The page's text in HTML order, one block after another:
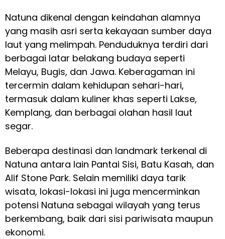
Natuna dikenal dengan keindahan alamnya
yang masih asri serta kekayaan sumber daya
laut yang melimpah. Penduduknya terdiri dari
berbagai latar belakang budaya seperti
Melayu, Bugis, dan Jawa. Keberagaman ini
tercermin dalam kehidupan sehari-hari,
termasuk dalam kuliner khas seperti Lakse,
Kemplang, dan berbagai olahan hasil laut
segar.
Beberapa destinasi dan landmark terkenal di
Natuna antara lain Pantai Sisi, Batu Kasah, dan
Alif Stone Park. Selain memiliki daya tarik
wisata, lokasi-lokasi ini juga mencerminkan
potensi Natuna sebagai wilayah yang terus
berkembang, baik dari sisi pariwisata maupun
ekonomi.